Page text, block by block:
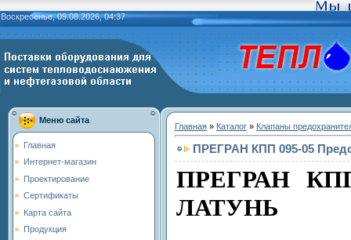
Воскресенье, 09.08.2026, 04:37
Меню сайта
Главная
Интернет-магазин
Проектирование
Сертификаты
Карта сайта
Продукция
Главная » Каталог » Клапаны
ПРЕГРАН КПП 095-05
ПРЕГРАН
ЛАТУНЬ